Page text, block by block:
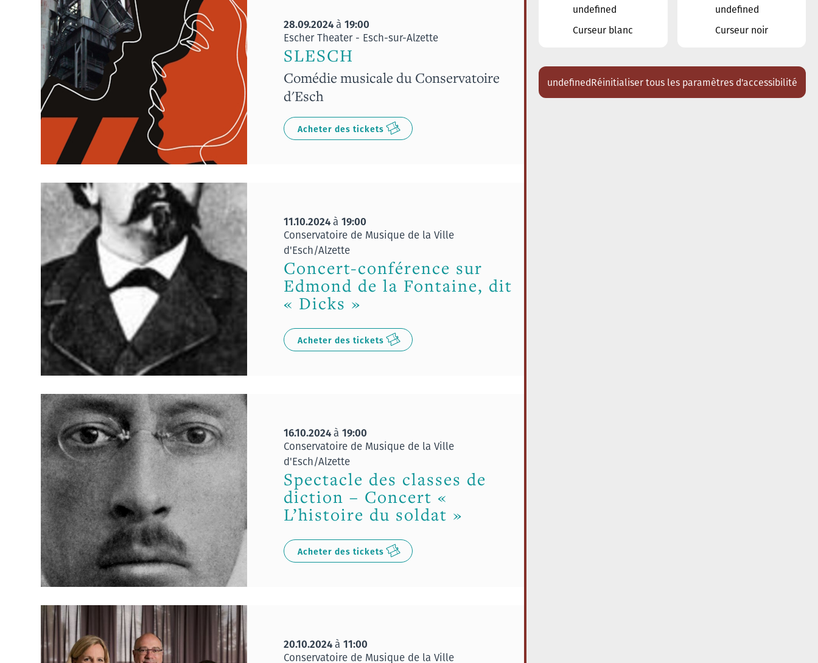
28.09.2024à 19:00
Escher Theater - Esch-sur-Alzette
SLESCH
Comédie musicale du Conservatoire
d'Esch
Acheter des tickets
11.10.2024à 19:00
Conservatoire de Musique de la Ville
d'Esch/Alzette
Concert-conférence sur
Edmond de la Fontaine, dit
« Dicks »
Acheter des tickets
16.10.2024à 19:00
Conservatoire de Musique de la Ville
d'Esch/Alzette
Spectacle des classes de
diction – Concert «
L’histoire du soldat »
Acheter des tickets
20.10.2024à 11:00
Conservatoire de Musique de la Ville
undefined
Curseur blanc
undefined
Curseur noir
undefinedRéinitialiser tous les paramètres d'accessibilité